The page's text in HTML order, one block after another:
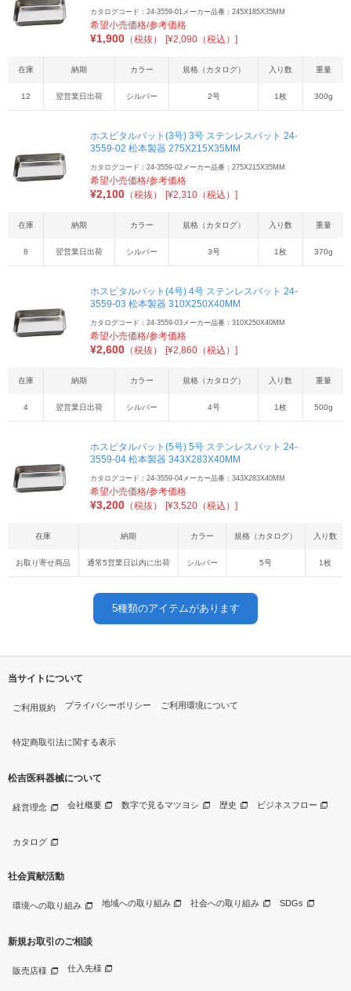
カタログコード：24-3559-01メーカー品番：245X185X35MM
希望小売価格/参考価格
¥1,900 （税抜） [¥2,090（税込）]
在庫 納期 カラー 規格（カタログ） 入り数 重量
12 翌営業日出荷 シルバー 2号 1枚 300g
ホスピタルバット(3号) 3号 ステンレスバット 24-
3559-02 松本製器 275X215X35MM
カタログコード：24-3559-02メーカー品番：275X215X35MM
希望小売価格/参考価格
¥2,100 （税抜） [¥2,310（税込）]
在庫 納期 カラー 規格（カタログ） 入り数 重量
8 翌営業日出荷 シルバー 3号 1枚 370g
ホスピタルバット(4号) 4号 ステンレスバット 24-
3559-03 松本製器 310X250X40MM
カタログコード：24-3559-03メーカー品番：310X250X40MM
希望小売価格/参考価格
¥2,600 （税抜） [¥2,860（税込）]
在庫 納期 カラー 規格（カタログ） 入り数 重量
4 翌営業日出荷 シルバー 4号 1枚 500g
ホスピタルバット(5号) 5号 ステンレスバット 24-
3559-04 松本製器 343X283X40MM
カタログコード：24-3559-04メーカー品番：343X283X40MM
希望小売価格/参考価格
¥3,200 （税抜） [¥3,520（税込）]
在庫 納期 カラー 規格（カタログ） 入り数
お取り寄せ商品 通常5営業日以内に出荷 シルバー 5号 1枚
5種類のアイテムがあります
当サイトについて
ご利用規約 プライバシーポリシー ご利用環境について
特定商取引法に関する表示
松吉医科器械について
経営理念 会社概要 数字で見るマツヨシ 歴史 ビジネスフロー
カタログ
社会貢献活動
環境への取り組み 地域への取り組み 社会への取り組み SDGs
新規お取引のご相談
販売店様 仕入先様